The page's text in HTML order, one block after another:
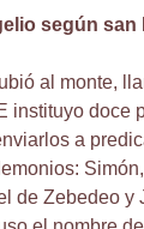
según san
al monte,
instituyo doce
a
de Zebedeo y